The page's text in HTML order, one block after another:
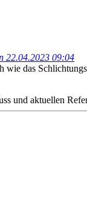
22.04.2023 09:04
das
und aktuellen